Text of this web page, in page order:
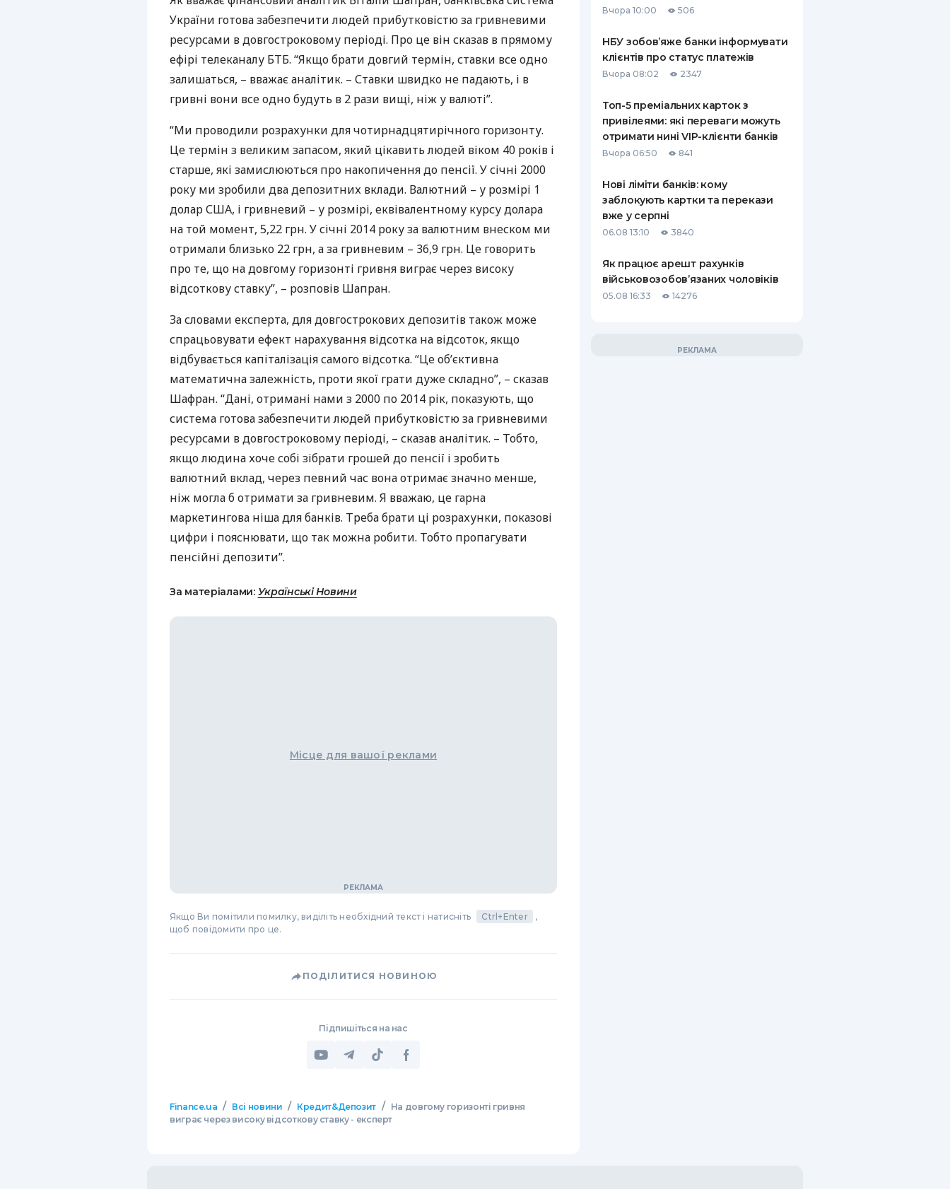
РЕЙТИНГ ДЕБЕТОВИХ
КАРТОК
ЩОМІСЯЧНИЙ ОГЛЯД
КЕШБЕКУ
ПУТІВНИКИ ПО
СТРАХУВАННЮ
ВСІ СТРАХОВІ ПОЛІСИ
ВІДГУКИ ПРО СТРАХОВІ
КОМПАНІЇ
КОНТАКТИ
України готова забезпечити людей прибутковістю за гривневими
ресурсами в довгостроковому періоді. Про це він сказав в прямому
ефірі телеканалу БТБ. “Якщо брати довгий термін, ставки все одно
залишаться, – вважає аналітик. – Ставки швидко не падають, і в
гривні вони все одно будуть в 2 рази вищі, ніж у валюті”.
“Ми проводили розрахунки для чотирнадцятирічного горизонту.
Це термін з великим запасом, який цікавить людей віком 40 років і
старше, які замислюються про накопичення до пенсії. У січні 2000
року ми зробили два депозитних вклади. Валютний – у розмірі 1
доларСША, і гривневий – у розмірі, еквівалентному курсу долара
на той момент, 5,22 грн. У січні 2014 року за валютним внеском ми
отримали близько 22 грн, а за гривневим – 36,9 грн. Це говорить
про те, що на довгому горизонті гривня виграє через високу
відсоткову ставку”, – розповів Шапран.
За словами експерта, для довгострокових депозитів також може
спрацьовувати ефект нарахування відсотка на відсоток, якщо
відбувається капіталізація самого відсотка. “Це об’єктивна
математична залежність, проти якої грати дуже складно”, – сказав
Шафран. “Дані, отримані нами з 2000 по 2014 рік, показують, що
система готова забезпечити людей прибутковістю за гривневими
ресурсами в довгостроковому періоді, – сказав аналітик. – Тобто,
якщо людина хоче собі зібрати грошей до пенсії і зробить
валютний вклад, через певний час вона отримає значно менше,
ніж могла б отримати за гривневим. Я вважаю, це гарна
маркетингова ніша для банків. Треба брати ці розрахунки, показові
цифри і пояснювати, що так можна робити. Тобто пропагувати
пенсійні депозити”.
За матеріалами: Українські Новини
Місце для вашої реклами
Якщо Ви помітили помилку, виділіть необхідний текст і натисніть Ctrl+Enter
,
щоб повідомити про це.
ПОДІЛИТИСЯ НОВИНОЮ
Підпишіться на нас
Finance.ua / Всі новини / Кредит&Депозит /
На довгому горизонті гривня
виграє через високу відсоткову ставку - експерт
Вчора 10:00 506
НБУ зобов’яже банки інформувати
клієнтів про статус платежів
Вчора 08:02 2347
Топ-5 преміальних карток з
привілеями: які переваги можуть
отримати нині VIP-клієнти банків
Вчора 06:50 841
Нові ліміти банків: кому
заблокують картки та перекази
вже у серпні
06.08 13:10 3840
Як працює арешт рахунків
військовозобов’язаних чоловіків
05.08 16:33 14276